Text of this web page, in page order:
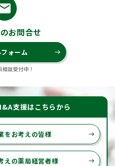
お問合せ
ォーム east
談受付中！
支援はこちらから
をお考えの皆様 east
えの薬局経営者様 east